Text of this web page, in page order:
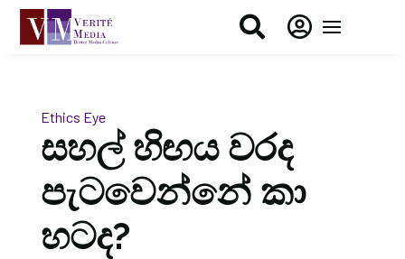
 
Ethics Eye
සහල් හිඟය වරද
පැටවෙන්නේ කා
හටද?